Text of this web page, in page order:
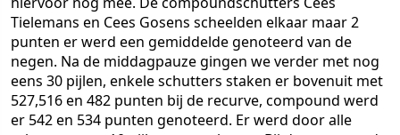
Tielemans en Cees Gosens scheelden elkaar maar 2
punten er werd een gemiddelde genoteerd van de
negen. Na de middagpauze gingen we verder met nog
eens 30 pijlen, enkele schutters staken er bovenuit met
527,516 en 482 punten bij de recurve, compound werd
er 542 en 534 punten genoteerd. Er werd door alle